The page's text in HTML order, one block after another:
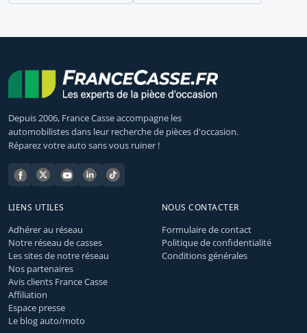
Depuis 2006, France Casse accompagne les
automobilistes dans leur recherche de pièces d'occasion.
Réparez votre auto sans vous ruiner !
LIENS UTILES
Adhérer au réseau
Notre réseau de casses
Les sites de notre réseau
Nos partenaires
Avis clients France Casse
Affiliation
Espace presse
Le blog auto/moto
NOUS CONTACTER
Formulaire de contact
Politique de confidentialité
Conditions générales